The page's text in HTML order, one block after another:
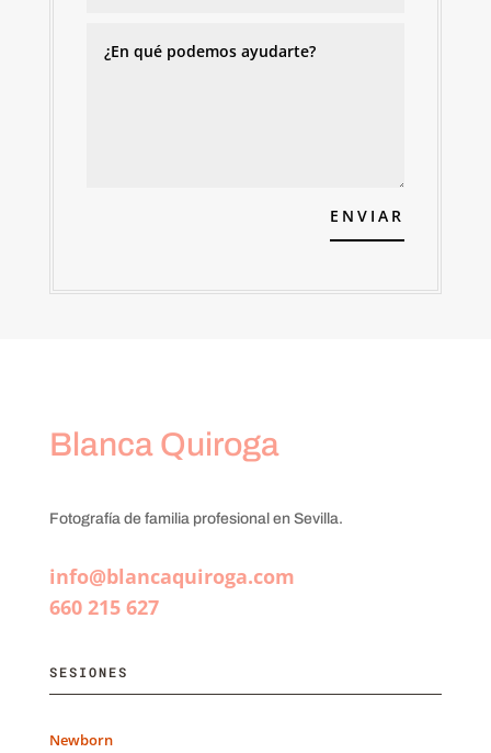
ENVIAR
Blanca Quiroga
Fotografía de familia profesional en Sevilla.
info@blancaquiroga.com
660 215 627
SESIONES
Newborn